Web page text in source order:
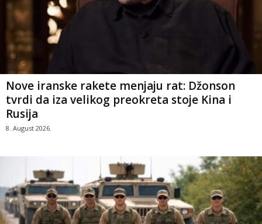
Nove iranske rakete menjaju rat: Džonson
tvrdi da iza velikog preokreta stoje Kina i
Rusija
8. August 2026.